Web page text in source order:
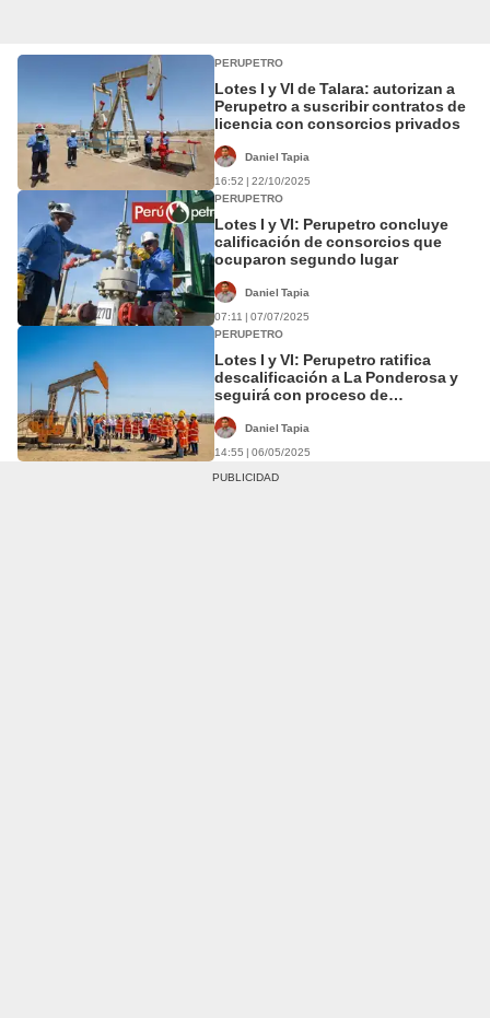
PERUPETRO
Lotes I y VI de Talara: autorizan a
Perupetro a suscribir contratos de
licencia con consorcios privados
Daniel Tapia
16:52 | 22/10/2025
PERUPETRO
Lotes I y VI: Perupetro concluye
calificación de consorcios que
ocuparon segundo lugar
Daniel Tapia
07:11 | 07/07/2025
PERUPETRO
Lotes I y VI: Perupetro ratifica
descalificación a La Ponderosa y
seguirá con proceso de
Daniel Tapia
14:55 | 06/05/2025